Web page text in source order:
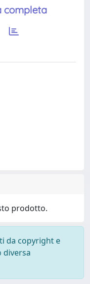
completa
prodotto.
da copyright e
diversa